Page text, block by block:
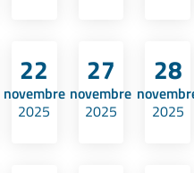
22
novembre
2025
27
novembre
2025
28
2025